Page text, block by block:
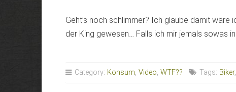
Geht’s noch schlimmer? Ich glaube damit
der King gewesen… Falls ich mir jemals sowas
Category: Konsum,Video,WTF?? Tags: Biker,